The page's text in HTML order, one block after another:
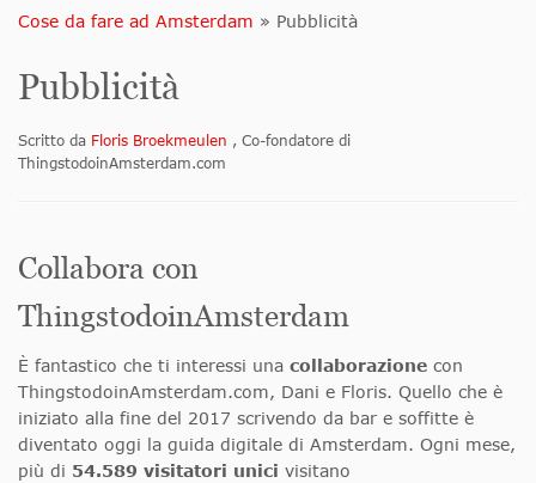
Cose da fare ad Amsterdam » Pubblicità
Pubblicità
Scritto da Floris Broekmeulen , Co-fondatore di
ThingstodoinAmsterdam.com
Collabora con
ThingstodoinAmsterdam
È fantastico che ti interessi una collaborazione con
ThingstodoinAmsterdam.com, Dani e Floris. Quello che è
iniziato alla fine del 2017 scrivendo da bar e soffitte è
diventato oggi la guida digitale di Amsterdam. Ogni mese,
più di 54.589 visitatori unici visitano